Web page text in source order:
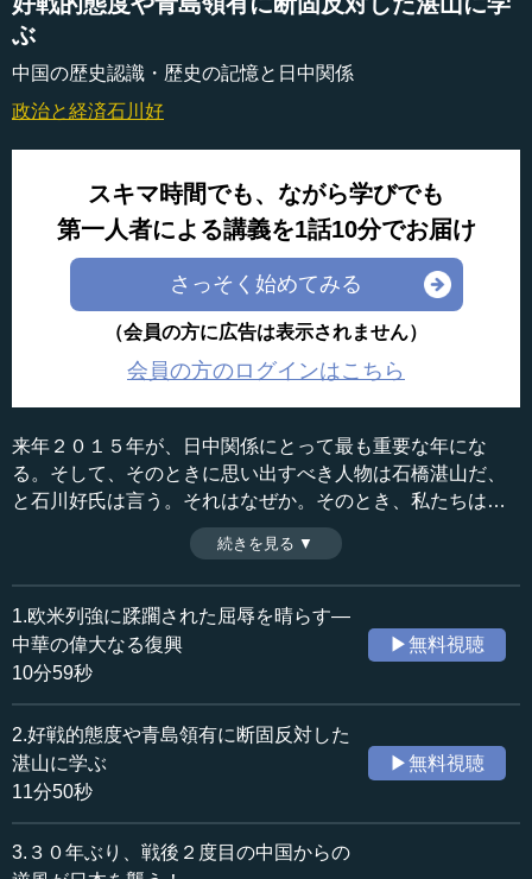
ぶ
中国の歴史認識・歴史の記憶と日中関係
政治と経済石川好
スキマ時間でも、ながら学びでも
第一人者による講義を1話10分でお届け
さっそく始めてみる
（会員の方に広告は表示されません）
会員の方のログインはこちら
来年２０１５年が、日中関係にとって最も重要な年にな
る。そして、そのときに思い出すべき人物は石橋湛山だ、
と石川好氏は言う。それはなぜか。そのとき、私たちはど
うしたらよいのか。石川氏が日中戦争の歴史を辿る第２
弾。（全４話中第２話目）
収録日：2014年8月15日
追加日：2014年8月14日
カテゴリー：
政治
政治家
≪全文≫
●今年と来年は、日中の戦争の記念日が目白押し
前回、中国が使う「歴史認識」あるいは「歴史の記憶」
体どのようなことが起こり得るかですが、今年の７月で、
続きを見る ▼
1.欧米列強に蹂躙された屈辱を晴らす―
中華の偉大なる復興
10分59秒
▶無料視聴
2.好戦的態度や青島領有に断固反対した
湛山に学ぶ
11分50秒
▶無料視聴
3.３０年ぶり、戦後２度目の中国からの